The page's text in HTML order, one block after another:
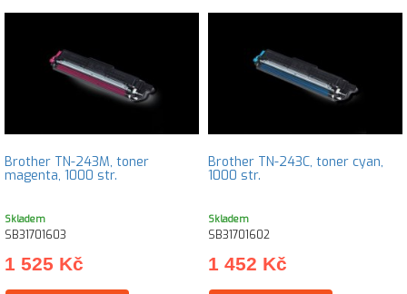
Brother TN-243M, toner
magenta, 1000 str.
Skladem
SB31701603
1 525 Kč
Brother TN-243C, toner cyan,
1000 str.
Skladem
SB31701602
1 452 Kč